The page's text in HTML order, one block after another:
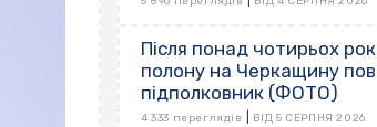
Після понад чотирьох
полону на Черкащину
підполковник (ФОТО)
4 333 переглядів ВІД 5 СЕРПНЯ 2026